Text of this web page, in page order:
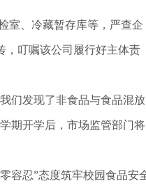
室、冷藏暂存库等，严查企
，叮嘱该公司履行好主体责
们发现了非食品与食品混放
期开学后，市场监管部门将
容忍”态度筑牢校园食品安